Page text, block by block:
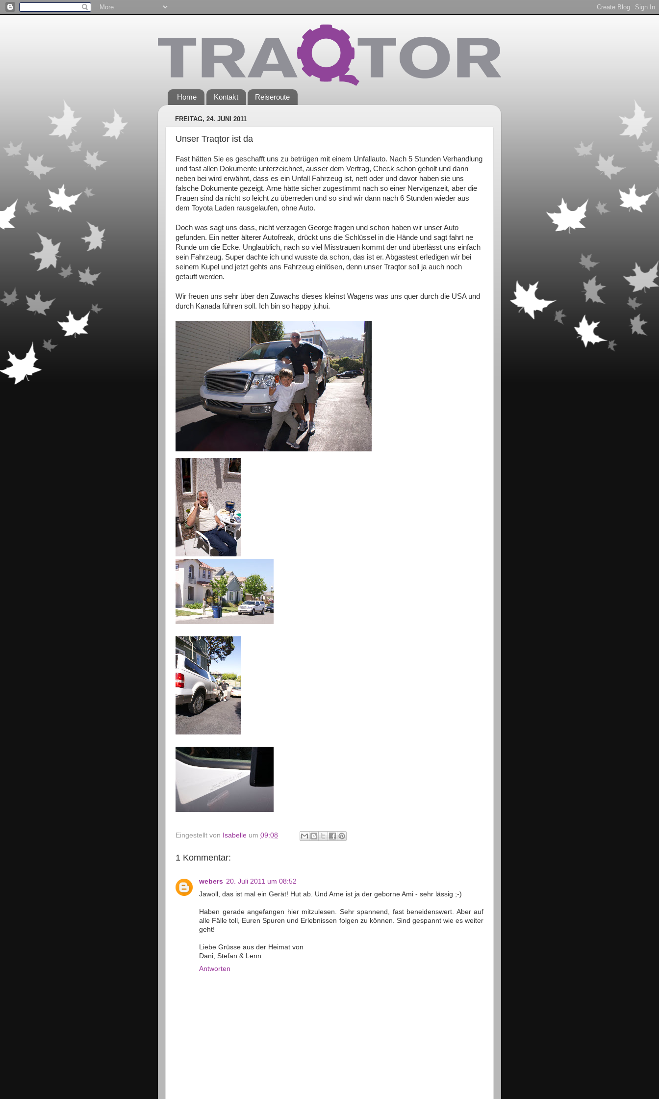
Home Kontakt Reiseroute
FREITAG, 24. JUNI 2011
Unser Traqtor ist da
Fast hätten Sie es geschafft uns zu betrügen mit einem Unfallauto. Nach 5 Stunden Verhandlung
und fast allen Dokumente unterzeichnet, ausser dem Vertrag, Check schon geholt und dann
neben bei wird erwähnt, dass es ein Unfall Fahrzeug ist, nett oder und davor haben sie uns
falsche Dokumente gezeigt. Arne hätte sicher zugestimmt nach so einer Nervigenzeit, aber die
Frauen sind da nicht so leicht zu überreden und so sind wir dann nach 6 Stunden wieder aus
dem Toyota Laden rausgelaufen, ohne Auto.
Doch was sagt uns dass, nicht verzagen George fragen und schon haben wir unser Auto
gefunden. Ein netter älterer Autofreak, drückt uns die Schlüssel in die Hände und sagt fahrt ne
Runde um die Ecke. Unglaublich, nach so viel Misstrauen kommt der und überlässt uns einfach
sein Fahrzeug. Super dachte ich und wusste da schon, das ist er. Abgastest erledigen wir bei
seinem Kupel und jetzt gehts ans Fahrzeug einlösen, denn unser Traqtor soll ja auch noch
getauft werden.
Wir freuen uns sehr über den Zuwachs dieses kleinst Wagens was uns quer durch die USA und
durch Kanada führen soll. Ich bin so happy juhui.
Eingestellt von Isabelle um 09:08
1 Kommentar:
webers 20. Juli 2011 um 08:52
Jawoll, das ist mal ein Gerät! Hut ab. Und Arne ist ja der geborne Ami - sehr lässig ;-)
Haben gerade angefangen hier mitzulesen. Sehr spannend, fast beneidenswert. Aber auf
alle Fälle toll, Euren Spuren und Erlebnissen folgen zu können. Sind gespannt wie es weiter
geht!
Liebe Grüsse aus der Heimat von
Dani, Stefan & Lenn
Antworten